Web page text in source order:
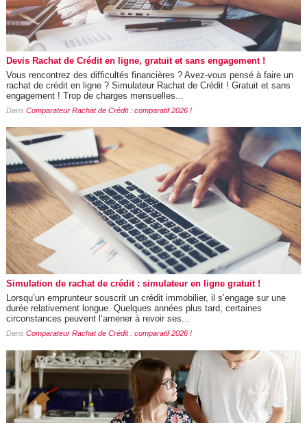
Devis Rachat de Crédit en ligne, gratuit et sans engagement !
Vous rencontrez des difficultés financières ? Avez-vous pensé à faire un
rachat de crédit en ligne ? Simulateur Rachat de Crédit ! Gratuit et sans
engagement ! Trop de charges mensuelles...
Dans Comparateur Rachat de Crédit : comparatif 2026 !
Simulation de rachat de crédit : simulateur en ligne gratuit !
Lorsqu’un emprunteur souscrit un crédit immobilier, il s’engage sur une
durée relativement longue. Quelques années plus tard, certaines
circonstances peuvent l’amener à revoir ses...
Dans Comparateur Rachat de Crédit : comparatif 2026 !